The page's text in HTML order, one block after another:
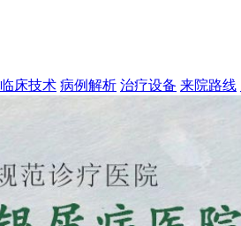
临床技术 病例解析 治疗设备 来院路线